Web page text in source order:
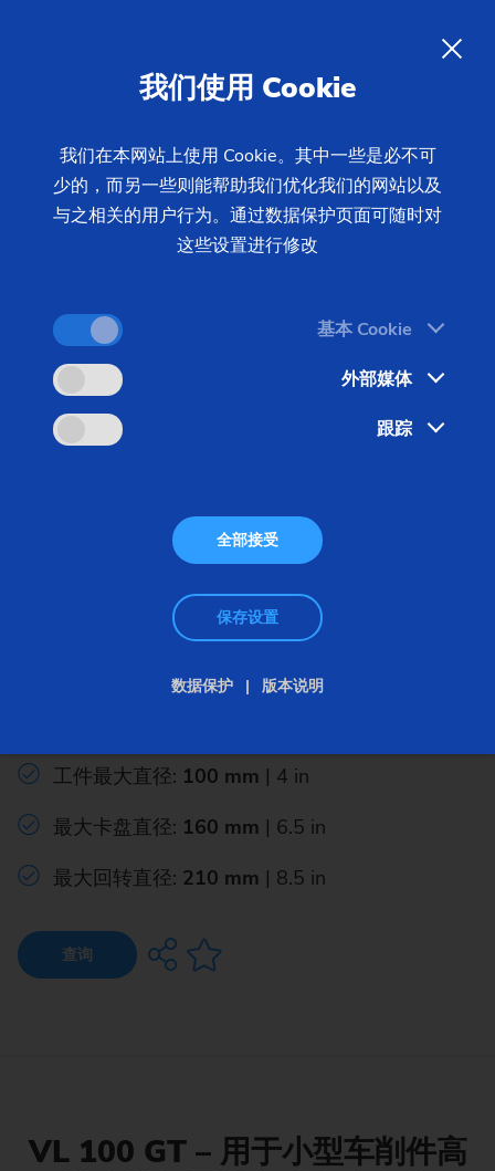
产品 & 服务 机床
车床
模块化 – 盘类件 – VL/VM
VL 100 GT
模块化 – 盘类件 – VL/VM
工件最大直径: 100 mm | 4 in
最大卡盘直径: 160 mm | 6.5 in
最大回转直径: 210 mm | 8.5 in
查询
VL 100 GT – 用于小型车削件高
我们使用 Cookie
我们在本网站上使用 Cookie。其中一些是必不可
少的，而另一些则能帮助我们优化我们的网站以及
与之相关的用户行为。通过数据保护页面可随时对
这些设置进行修改
基本 Cookie
外部媒体
跟踪
全部接受
保存设置
数据保护 版本说明